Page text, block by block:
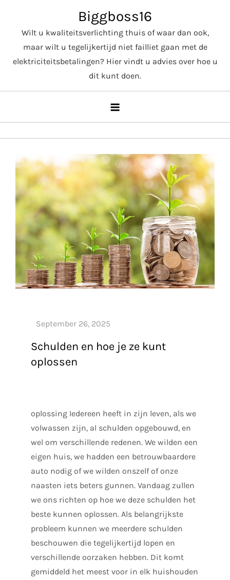
content
Biggboss16
Wilt u kwaliteitsverlichting thuis of waar dan ook,
maar wilt u tegelijkertijd niet failliet gaan met de
elektriciteitsbetalingen? Hier vindt u advies over hoe u
dit kunt doen.
Schulden en hoe je ze kunt
oplossen
oplossing Iedereen heeft in zijn leven, als we
volwassen zijn, al schulden opgebouwd, en
wel om verschillende redenen. We wilden een
eigen huis, we hadden een betrouwbaardere
auto nodig of we wilden onszelf of onze
naasten iets beters gunnen. Vandaag zullen
we ons richten op hoe we deze schulden het
beste kunnen oplossen. Als belangrijkste
probleem kunnen we meerdere schulden
beschouwen die tegelijkertijd lopen en
verschillende oorzaken hebben. Dit komt
gemiddeld het meest voor in elk huishouden